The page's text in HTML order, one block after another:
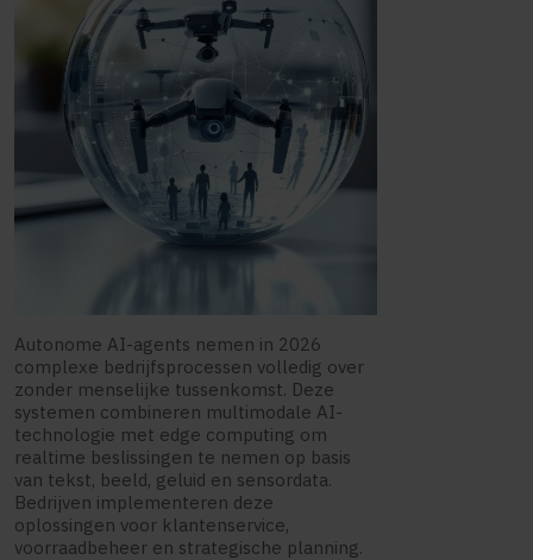
Autonome AI-agents nemen in 2026
complexe bedrijfsprocessen volledig over
zonder menselijke tussenkomst. Deze
systemen combineren multimodale AI-
technologie met edge computing om
realtime beslissingen te nemen op basis
van tekst, beeld, geluid en sensordata.
Bedrijven implementeren deze
oplossingen voor klantenservice,
voorraadbeheer en strategische planning.